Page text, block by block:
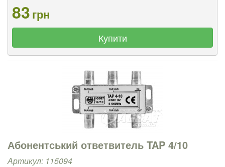
83грн
Купити
Абонентський ответвитель TAP 4/10
Артикул: 115094